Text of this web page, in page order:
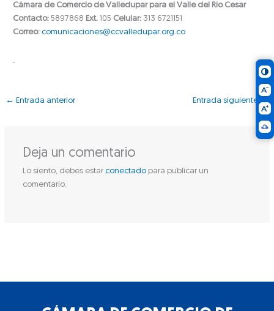
Cámara de Comercio de Valledupar para el Valle del Río Cesar
Contacto: 5897868 Ext. 105 Celular: 313 6721151
Correo: comunicaciones@ccvalledupar.org.co
← Entrada anterior Entrada siguiente →
Deja un comentario
Lo siento, debes estar conectadopara publicar un
comentario.